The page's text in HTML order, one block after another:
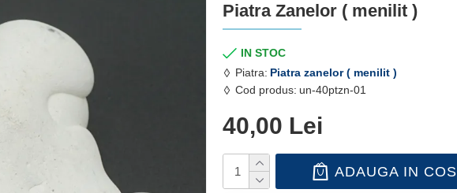
Piatra Zanelor ( menilit )
IN STOC
Piatra: Piatra zanelor ( menilit )
Cod produs: un-40ptzn-01
40,00 Lei
ADAUGA IN COS